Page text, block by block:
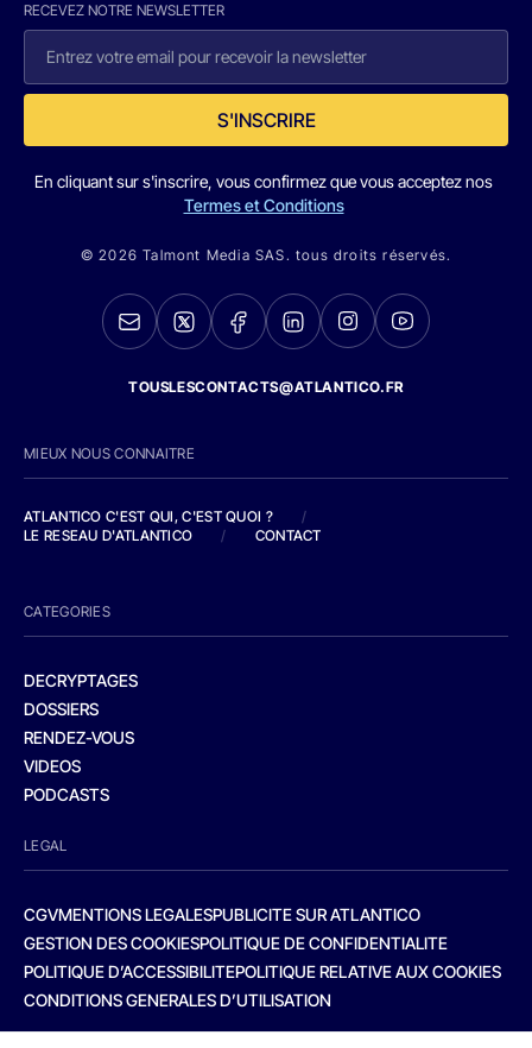
RECEVEZ NOTRE NEWSLETTER
S'INSCRIRE
En cliquant sur s'inscrire, vous confirmez que vous acceptez nos
Termes et Conditions
© 2026 Talmont Media SAS. tous droits réservés.
TOUSLESCONTACTS@ATLANTICO.FR
MIEUX NOUS CONNAITRE
ATLANTICO C'EST QUI, C'EST QUOI ?
/
LE RESEAU D'ATLANTICO
/ CONTACT
CATEGORIES
DECRYPTAGES
DOSSIERS
RENDEZ-VOUS
VIDEOS
PODCASTS
LEGAL
CGVMENTIONS LEGALESPUBLICITE SUR ATLANTICO
GESTION DES COOKIESPOLITIQUE DE CONFIDENTIALITE
POLITIQUE D’ACCESSIBILITEPOLITIQUE RELATIVE AUX COOKIES
CONDITIONS GENERALES D’UTILISATION